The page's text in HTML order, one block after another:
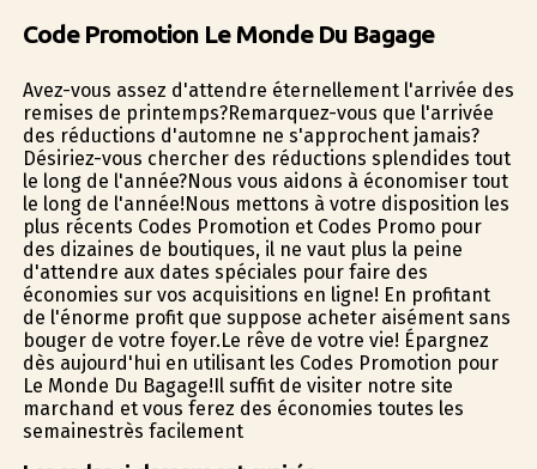
Code Promotion Le Monde Du Bagage
Avez-vous assez d'attendre éternellement l'arrivée des
remises de printemps?Remarquez-vous que l'arrivée
des réductions d'automne ne s'approchent jamais?
Désiriez-vous chercher des réductions splendides tout
le long de l'année?Nous vous aidons à économiser tout
le long de l'année!Nous mettons à votre disposition les
plus récents Codes Promotion et Codes Promo pour
des dizaines de boutiques, il ne vaut plus la peine
d'attendre aux dates spéciales pour faire des
économies sur vos acquisitions en ligne! En profitant
de l'énorme profit que suppose acheter aisément sans
bouger de votre foyer.Le rêve de votre vie! Épargnez
dès aujourd'hui en utilisant les Codes Promotion pour
Le Monde Du Bagage!Il suffit de visiter notre site
marchand et vous ferez des économies toutes les
semainestrès facilement